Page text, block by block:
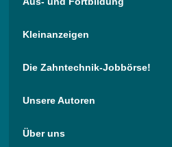
Kleinanzeigen
Die Zahntechnik-Jobbörse!
Unsere Autoren
Über uns